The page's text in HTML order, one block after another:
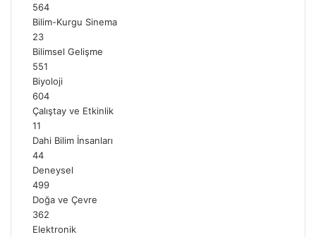
564
Bilim-Kurgu Sinema
23
Bilimsel Gelişme
551
Biyoloji
604
Çalıştay ve Etkinlik
11
Dahi Bilim İnsanları
44
Deneysel
499
Doğa ve Çevre
362
Elektronik